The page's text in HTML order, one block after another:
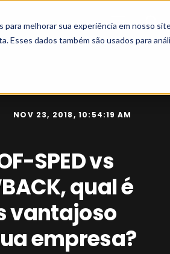
para melhorar sua experiência em nosso
Esses dados também são usados para
NOV 23, 2018, 10:54:19 AM
SPED vs
qual é
vantajoso
empresa?